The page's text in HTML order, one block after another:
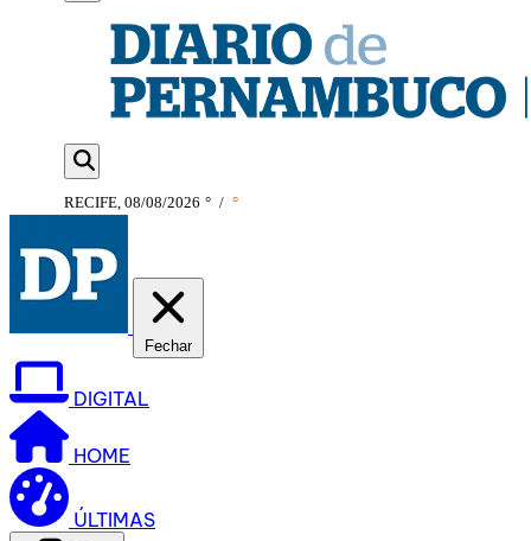
RECIFE, 08/08/2026 ° / °
Fechar
DIGITAL
HOME
ÚLTIMAS